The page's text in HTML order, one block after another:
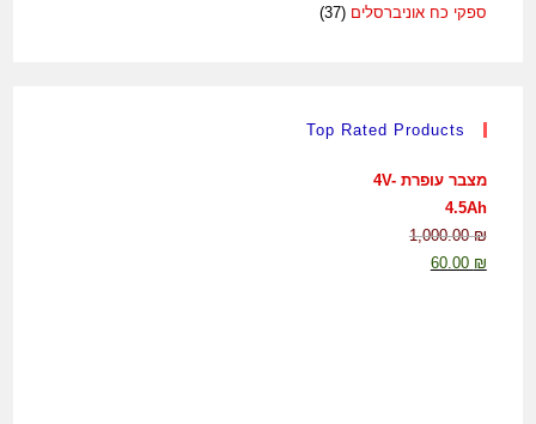
ספקי כח אוניברסלים (37)
Top Rated Products
מצבר עופרת 4V-
4.5Ah
1,000.00₪
60.00 ₪